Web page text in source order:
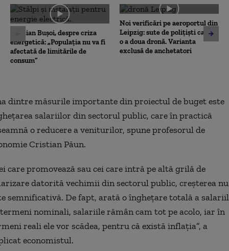
0
seconds
Cristian Bușoi, despre criza
energetică: „Populația nu va fi
afectată de limitările de
consum”
Noi verificări pe aeroportul din
Leipzig: sute de polițiști caută
o a doua dronă. Varianta
exclusă de anchetatori
dintre măsurile importante din proiectul de buget este
salariilor din sectorul public, care în practică
o reducere a veniturilor, spune profesorul de
Cristian Păun.
care promovează sau cei care intră pe altă grilă de
datorită vechimii din sectorul public, creșterea nu
semnificativă. De fapt, arată o înghețare totală a
nominali, salariile rămân cam tot pe acolo, iar în
reali ele vor scădea, pentru că există inflația”, a
economistul.